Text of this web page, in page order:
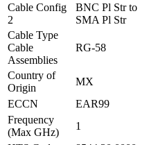
Cable Config
2
BNC Pl Str to
SMA Pl Str
Cable Type
Cable
Assemblies
RG-58
Country of
Origin
MX
ECCN
EAR99
Frequency
(Max GHz)
1